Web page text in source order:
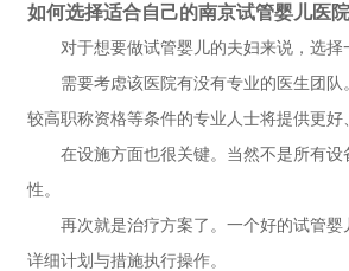
如何选择适合自己的南京试管婴儿医院
对于想要做试管婴儿的夫妇来说，选
需要考虑该医院有没有专业的医生团
较高职称资格等条件的专业人士将提供更
在设施方面也很关键。当然不是所有
性。
再次就是治疗方案了。一个好的试管
详细计划与措施执行操作。